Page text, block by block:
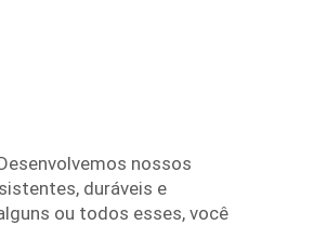
nossos
duráveis e
ou todos esses, você